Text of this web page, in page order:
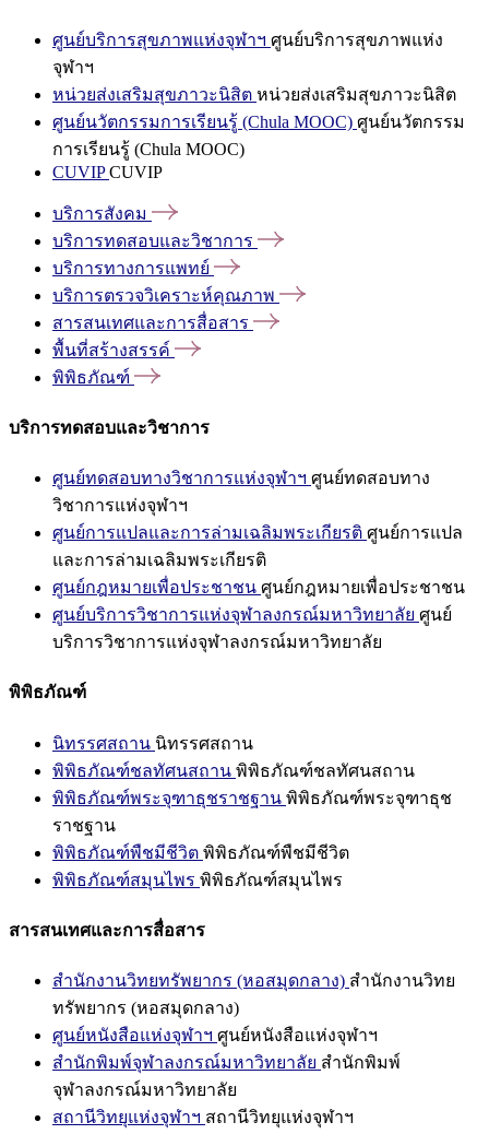
ศูนย์บริการสุขภาพแห่งจุฬาฯ ศูนย์บริการสุขภาพแห่ง
จุฬาฯ
หน่วยส่งเสริมสุขภาวะนิสิต หน่วยส่งเสริมสุขภาวะนิสิต
ศูนย์นวัตกรรมการเรียนรู้ (Chula MOOC) ศูนย์นวัตกรรม
การเรียนรู้ (Chula MOOC)
CUVIPCUVIP
บริการสังคม
บริการทดสอบและวิชาการ
บริการทางการแพทย์
บริการตรวจวิเคราะห์คุณภาพ
สารสนเทศและการสื่อสาร
พื้นที่สร้างสรรค์
พิพิธภัณฑ์
บริการทดสอบและวิชาการ
ศูนย์ทดสอบทางวิชาการแห่งจุฬาฯ ศูนย์ทดสอบทาง
วิชาการแห่งจุฬาฯ
ศูนย์การแปลและการล่ามเฉลิมพระเกียรติ ศูนย์การแปล
และการล่ามเฉลิมพระเกียรติ
ศูนย์กฎหมายเพื่อประชาชน ศูนย์กฎหมายเพื่อประชาชน
ศูนย์บริการวิชาการแห่งจุฬาลงกรณ์มหาวิทยาลัย ศูนย์
บริการวิชาการแห่งจุฬาลงกรณ์มหาวิทยาลัย
พิพิธภัณฑ์
นิทรรศสถาน นิทรรศสถาน
พิพิธภัณฑ์ชลทัศนสถาน พิพิธภัณฑ์ชลทัศนสถาน
พิพิธภัณฑ์พระจุฑาธุชราชฐาน พิพิธภัณฑ์พระจุฑาธุช
ราชฐาน
พิพิธภัณฑ์พืชมีชีวิต พิพิธภัณฑ์พืชมีชีวิต
พิพิธภัณฑ์สมุนไพร พิพิธภัณฑ์สมุนไพร
สารสนเทศและการสื่อสาร
สำนักงานวิทยทรัพยากร (หอสมุดกลาง) สำนักงานวิทย
ทรัพยากร (หอสมุดกลาง)
ศูนย์หนังสือแห่งจุฬาฯ ศูนย์หนังสือแห่งจุฬาฯ
สำนักพิมพ์จุฬาลงกรณ์มหาวิทยาลัย สำนักพิมพ์
จุฬาลงกรณ์มหาวิทยาลัย
สถานีวิทยุแห่งจุฬาฯ สถานีวิทยุแห่งจุฬาฯ